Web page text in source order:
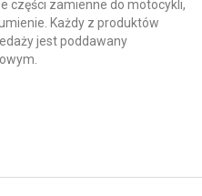
części zamienne do motocykli,
Każdy z produktów
jest poddawany